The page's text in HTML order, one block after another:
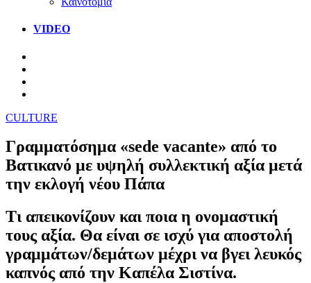
VIDEO
CULTURE
Γραμματόσημα «sede vacante» από το
Βατικανό με υψηλή συλλεκτική αξία μετά
την εκλογή νέου Πάπα
Τι απεικονίζουν και ποια η ονομαστική
τους αξία. Θα είναι σε ισχύ για αποστολή
γραμμάτων/δεμάτων μέχρι να βγει λευκός
καπνός από την Καπέλα Σιστίνα.